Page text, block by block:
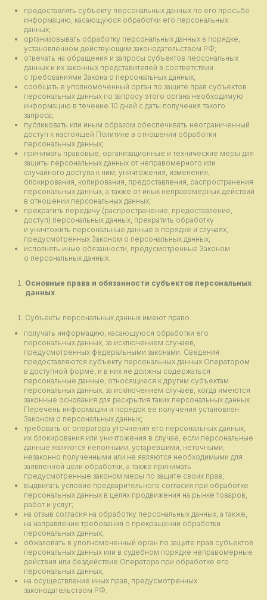
предоставлять субъекту персональных данных по его просьбе
информацию, касающуюся обработки его персональных
данных;
организовывать обработку персональных данных в порядке,
установленном действующим законодательством РФ;
отвечать на обращения и запросы субъектов персональных
данных и их законных представителей в соответствии
с требованиями Закона о персональных данных;
сообщать в уполномоченный орган по защите прав субъектов
персональных данных по запросу этого органа необходимую
информацию в течение 10 дней с даты получения такого
запроса;
публиковать или иным образом обеспечивать неограниченный
доступ к настоящей Политике в отношении обработки
персональных данных;
принимать правовые, организационные и технические меры для
защиты персональных данных от неправомерного или
случайного доступа к ним, уничтожения, изменения,
блокирования, копирования, предоставления, распространения
персональных данных, а также от иных неправомерных действий
в отношении персональных данных;
прекратить передачу (распространение, предоставление,
доступ) персональных данных, прекратить обработку
и уничтожить персональные данные в порядке и случаях,
предусмотренных Законом о персональных данных;
исполнять иные обязанности, предусмотренные Законом
о персональных данных.
Основные права и обязанности субъектов персональных
данных
Субъекты персональных данных имеют право:
получать информацию, касающуюся обработки его
персональных данных, за исключением случаев,
предусмотренных федеральными законами. Сведения
предоставляются субъекту персональных данных Оператором
в доступной форме, и в них не должны содержаться
персональные данные, относящиеся к другим субъектам
персональных данных, за исключением случаев, когда имеются
законные основания для раскрытия таких персональных данных.
Перечень информации и порядок ее получения установлен
Законом о персональных данных;
требовать от оператора уточнения его персональных данных,
их блокирования или уничтожения в случае, если персональные
данные являются неполными, устаревшими, неточными,
незаконно полученными или не являются необходимыми для
заявленной цели обработки, а также принимать
предусмотренные законом меры по защите своих прав;
выдвигать условие предварительного согласия при обработке
персональных данных в целях продвижения на рынке товаров,
работ и услуг;
на отзыв согласия на обработку персональных данных, а также,
на направление требования о прекращении обработки
персональных данных;
обжаловать в уполномоченный орган по защите прав субъектов
персональных данных или в судебном порядке неправомерные
действия или бездействие Оператора при обработке его
персональных данных;
на осуществление иных прав, предусмотренных
законодательством РФ.